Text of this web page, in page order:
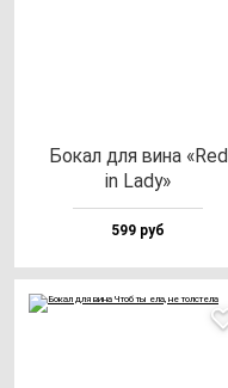
Бокал для ви­на «Red
in Lady»
599 руб